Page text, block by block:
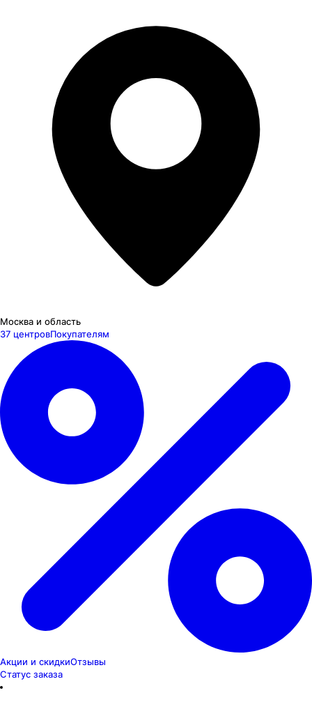
Москва и область
37 центровПокупателям
Акции и скидкиОтзывы
Статус заказа